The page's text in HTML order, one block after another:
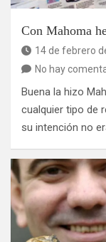
Con Mahoma
14 de febrero
No hay
Buena la hizo
cualquier tipo de
su intención no